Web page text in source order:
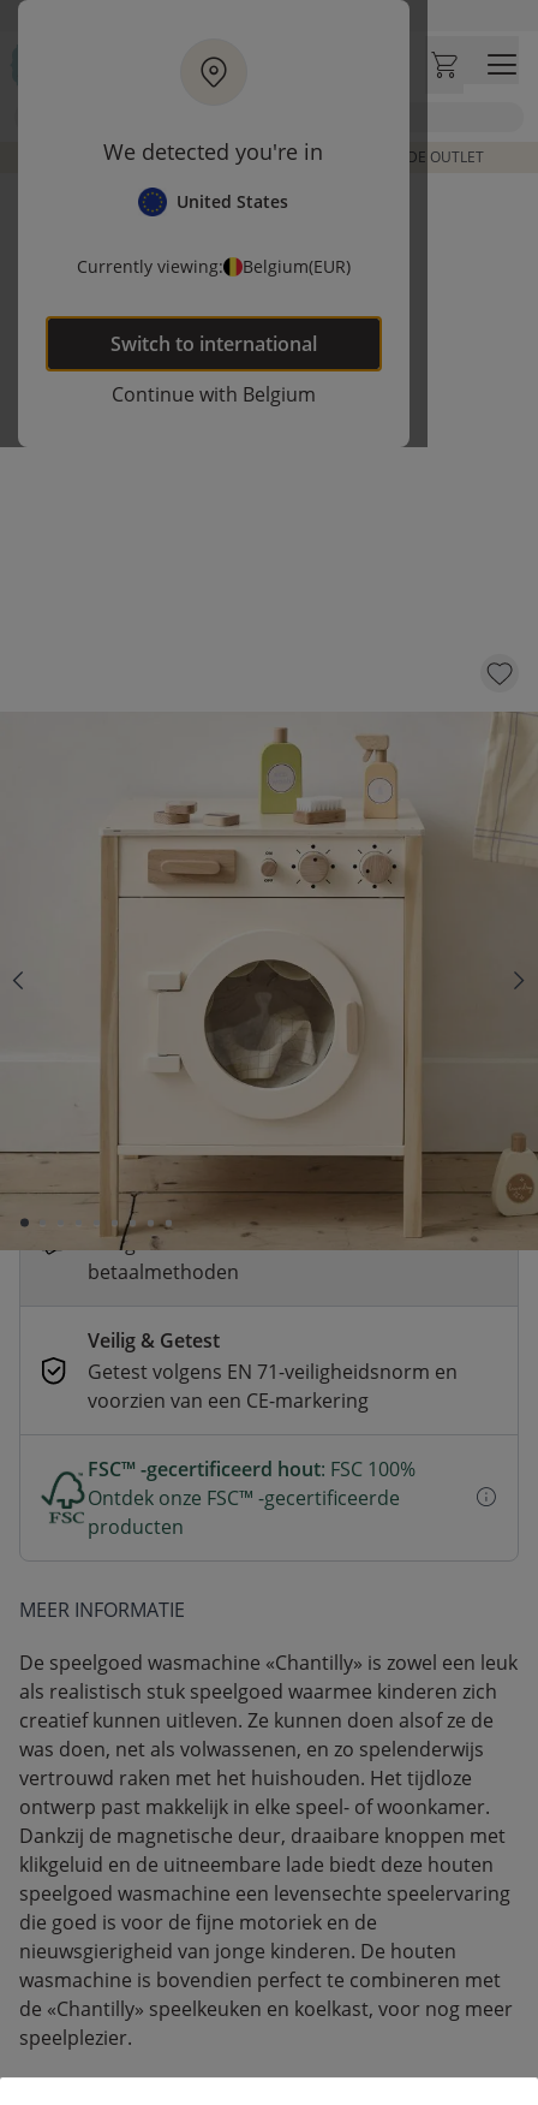
We detected you're in
United States
Currently viewing: Belgium(EUR)
Switch to international
Continue with Belgium
Ga naar hoofdinhoud
Klantbeoordelingen
DE LAATSTE ITEMS UIT VORIGE COLLECTIES | SHOP DE OUTLET
SPEELGOED WASMACHINE «CHANTILLY» |
MET 10-DELIGE ACCESSOIRES | BEIGE
Snelle levering
Voor 23:00 besteld, dezelfde dag
verzonden
Betaal nu of achteraf
Veilig afrekenen met verschillende
betaalmethoden
Veilig & Getest
Getest volgens EN 71-veiligheidsnorm en
voorzien van een CE-markering
FSC™ -gecertificeerd hout: FSC 100%
Ontdek onze FSC™ -gecertificeerde
producten
MEER INFORMATIE
De speelgoed wasmachine «Chantilly» is zowel een leuk
als realistisch stuk speelgoed waarmee kinderen zich
creatief kunnen uitleven. Ze kunnen doen alsof ze de
was doen, net als volwassenen, en zo spelenderwijs
vertrouwd raken met het huishouden. Het tijdloze
ontwerp past makkelijk in elke speel- of woonkamer.
Dankzij de magnetische deur, draaibare knoppen met
klikgeluid en de uitneembare lade biedt deze houten
speelgoed wasmachine een levensechte speelervaring
die goed is voor de fijne motoriek en de
nieuwsgierigheid van jonge kinderen. De houten
wasmachine is bovendien perfect te combineren met
de «Chantilly» speelkeuken en koelkast, voor nog meer
speelplezier.